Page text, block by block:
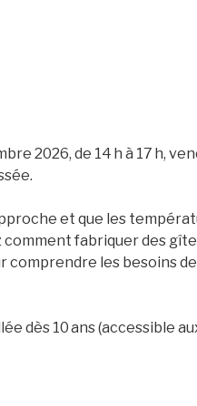
2026, de 14 h à 17 h,
et que les
fabriquer des
comprendre les besoins
dès 10 ans (accessible